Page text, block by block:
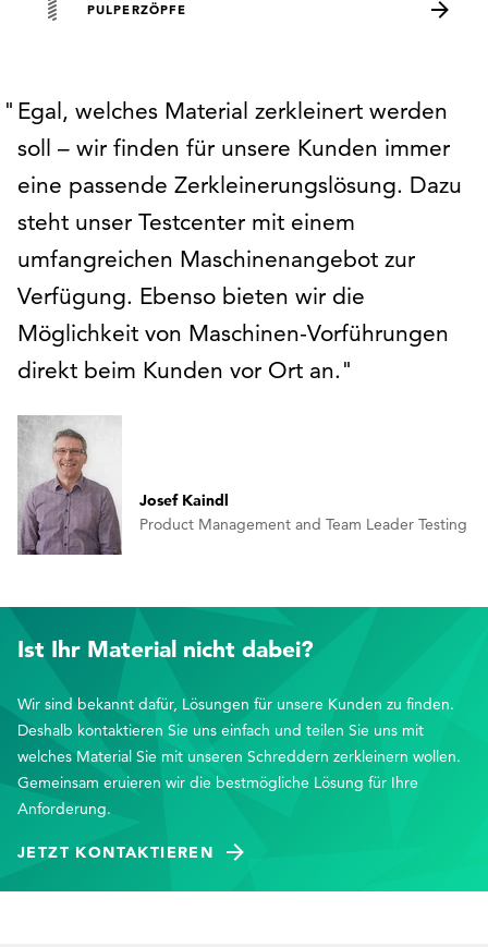
PULPERZÖPFE
Egal, welches Material zerkleinert werden
soll – wir finden für unsere Kunden immer
eine passende Zerkleinerungslösung. Dazu
steht unser Testcenter mit einem
umfangreichen Maschinenangebot zur
Verfügung. Ebenso bieten wir die
Möglichkeit von Maschinen-Vorführungen
direkt beim Kunden vor Ort an.
Josef Kaindl
Product Management and Team Leader Testing
Ist Ihr Material nicht dabei?
Wir sind bekannt dafür, Lösungen für unsere Kunden zu finden.
Deshalb kontaktieren Sie uns einfach und teilen Sie uns mit
welches Material Sie mit unseren Schreddern zerkleinern wollen.
Gemeinsam eruieren wir die bestmögliche Lösung für Ihre
Anforderung.
JETZT KONTAKTIEREN